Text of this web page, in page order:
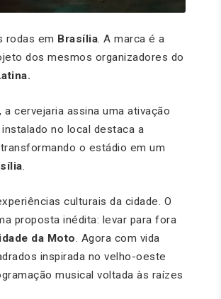
rodas em Brasília. A marca é a
dos mesmos organizadores do
cervejaria assina uma ativação
no local destaca a
o estádio em um
.
culturais da cidade. O
proposta inédita: levar para fora
da Moto. Agora com vida
inspirada no velho-oeste
musical voltada às raízes